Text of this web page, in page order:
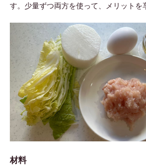
す。少量ずつ両方を使って、メリットを
材料